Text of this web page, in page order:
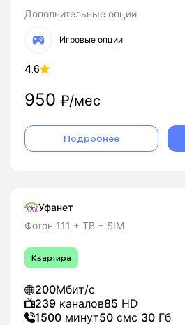
Дополнительные опции
Игровые опции
4.6
950 ₽/мес
Подробнее
Уфанет
Фотон 111 + ТВ + SIM
Квартира
200Мбит/с
239 каналов85 HD
1500 минут50 смс 30 Гб